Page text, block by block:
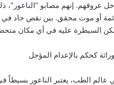
عروقهم. إنهم مصابو
أو موت محقق. بين نقص حاد في
السيطرة عليه في أي مكان
كحكم بالإعدام المؤجل
عالم الطب، يعتبر الناعور